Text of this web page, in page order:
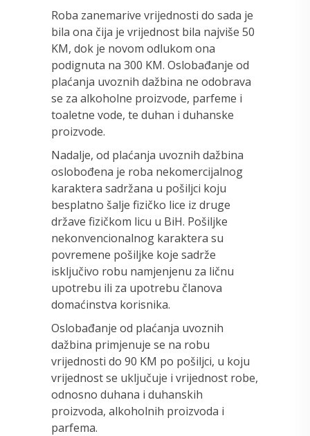
Roba zanemarive vrijednosti do sada je
bila ona čija je vrijednost bila najviše 50
KM, dok je novom odlukom ona
podignuta na 300 KM. Oslobađanje od
plaćanja uvoznih dažbina ne odobrava
se za alkoholne proizvode, parfeme i
toaletne vode, te duhan i duhanske
proizvode.
Nadalje, od plaćanja uvoznih dažbina
oslobođena je roba nekomercijalnog
karaktera sadržana u pošiljci koju
besplatno šalje fizičko lice iz druge
države fizičkom licu u BiH. Pošiljke
nekonvencionalnog karaktera su
povremene pošiljke koje sadrže
isključivo robu namjenjenu za ličnu
upotrebu ili za upotrebu članova
domaćinstva korisnika.
Oslobađanje od plaćanja uvoznih
dažbina primjenuje se na robu
vrijednosti do 90 KM po pošiljci, u koju
vrijednost se uključuje i vrijednost robe,
odnosno duhana i duhanskih
proizvoda, alkoholnih proizvoda i
parfema.